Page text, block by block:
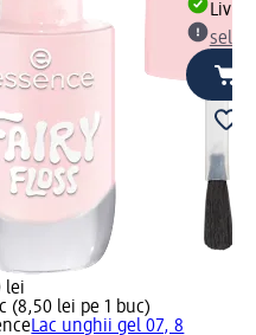
lei
(8,50 lei pe 1 buc)
Lac unghii gel 07, 8